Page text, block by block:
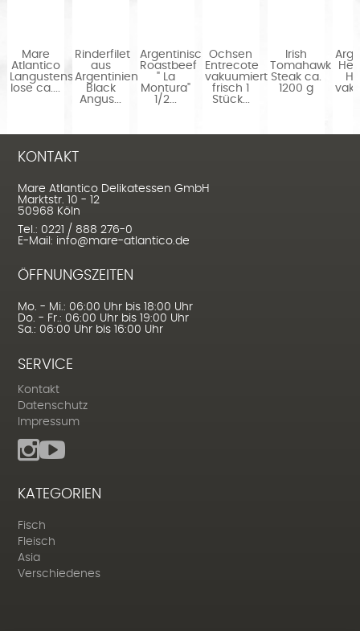
Mare
Atlantico
Langustenschwanz
lose ca....
Rinderfilet
aus
Argentinien
Black
Angus...
Argentinisches
Roastbeef
" La
Montura"
1/2...
Ochsen
Entrecote
vakuumiert
frisch 1
Stück...
Irish
Tomahawk
Steak ca.
1200 g
KONTAKT
Mare Atlantico Delikatessen GmbH
Marktstr. 10 - 12
50968 Köln
Tel.: 0221 / 888 276-0
E-Mail: info@mare-atlantico.de
ÖFFNUNGSZEITEN
Mo. - Mi.: 06:00 Uhr bis 18:00 Uhr
Do. - Fr.: 06:00 Uhr bis 19:00 Uhr
Sa.: 06:00 Uhr bis 16:00 Uhr
SERVICE
Kontakt
Datenschutz
Impressum
KATEGORIEN
Fisch
Fleisch
Asia
Verschiedenes